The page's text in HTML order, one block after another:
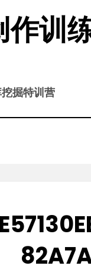
作训
掘特训营